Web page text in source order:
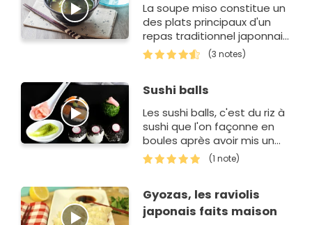
La soupe miso constitue un
des plats principaux d'un
repas traditionnel japonnais.
L'ingrédient principal est le
miso qui se compose de
(3 notes)
Sushi balls
Les sushi balls, c'est du riz à
sushi que l'on façonne en
boules après avoir mis un
ingrédient en son coeur ou
sur le dessus. C'est un g…
(1 note)
Gyozas, les raviolis
japonais faits maison